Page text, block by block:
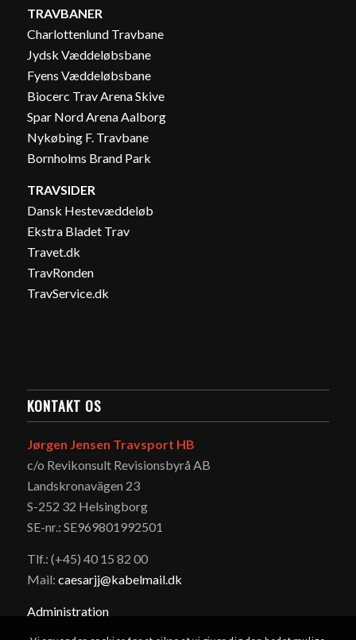
TRAVBANER
Charlottenlund Travbane
Jydsk Væddeløbsbane
Fyens Væddeløbsbane
Biocerc Trav Arena Skive
Spar Nord Arena Aalborg
Nykøbing F. Travbane
Bornholms Brand Park
TRAVSIDER
Dansk Hestevæddeløb
Ekstra Bladet Trav
Travet.dk
TravRonden
TravService.dk
KONTAKT OS
Jørgen Jensen Travsport HB
c/o Revikonsult Revisionsbyrå AB
Landskronavägen 23
S-252 32 Helsingborg
SE-nr.: SE969801992501
Tlf.: (+45) 40 15 82 00
Mail: caesarjj@kabelmail.dk
Administration